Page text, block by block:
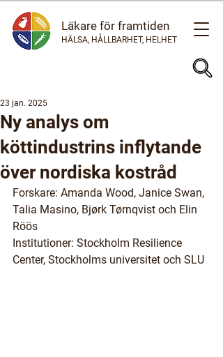
Läkare för framtiden
HÄLSA, HÅLLBARHET, HELHET
Ny analys om
köttindustrins inflytande
över nordiska kostråd
23 jan. 2025
Forskare: Amanda Wood, Janice Swan,
Talia Masino, Bjørk Tørnqvist och Elin
Röös
Institutioner: Stockholm Resilience
Center, Stockholms universitet och SLU